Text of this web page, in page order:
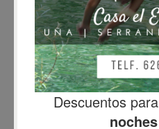
Cosas que solo
pueblos: la
sencillo
Fernando
octubre
No Comments
En un mundo cada vez
relojes parecen marcar no